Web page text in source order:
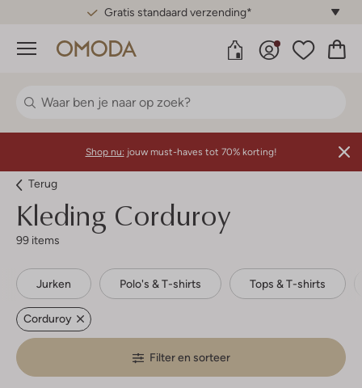
Gratis standaard verzending*
Menu
Shop nu: jouw must-haves tot 70% korting!
Terug
Kleding Corduroy
99 items
Jurken Polo's & T-shirts Tops & T-shirts
Corduroy
Filter en sorteer